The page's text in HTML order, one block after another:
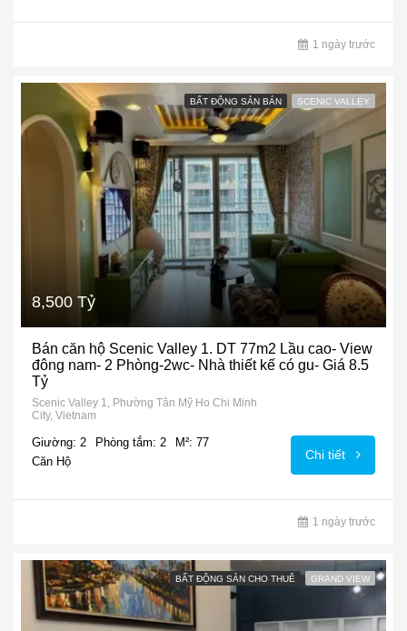
1 ngày trước
BẤT ĐỘNG SẢN BÁN SCENIC VALLEY
8,500 Tỷ
Bán căn hộ Scenic Valley 1. DT 77m2 Lầu cao- View
đông nam- 2 Phòng-2wc- Nhà thiết kế có gu- Giá 8.5
Tỷ
Scenic Valley 1, Phường Tân Mỹ Ho Chi Minh
City, Vietnam
Giường: 2 Phòng tắm: 2
M²: 77
Căn Hộ
Chi tiết
1 ngày trước
BẤT ĐỘNG SẢN CHO THUÊ GRAND VIEW